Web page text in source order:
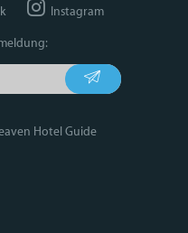
Instagram
Hotel Guide